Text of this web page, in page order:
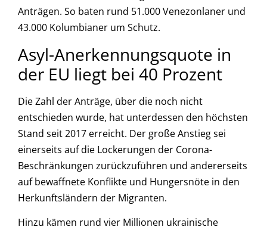
Anträgen. So baten rund 51.000 Venezonlaner und
43.000 Kolumbianer um Schutz.
Asyl-Anerkennungsquote in
der EU liegt bei 40 Prozent
Die Zahl der Anträge, über die noch nicht
entschieden wurde, hat unterdessen den höchsten
Stand seit 2017 erreicht. Der große Anstieg sei
einerseits auf die Lockerungen der Corona-
Beschränkungen zurückzuführen und andererseits
auf bewaffnete Konflikte und Hungersnöte in den
Herkunftsländern der Migranten.
Hinzu kämen rund vier Millionen ukrainische